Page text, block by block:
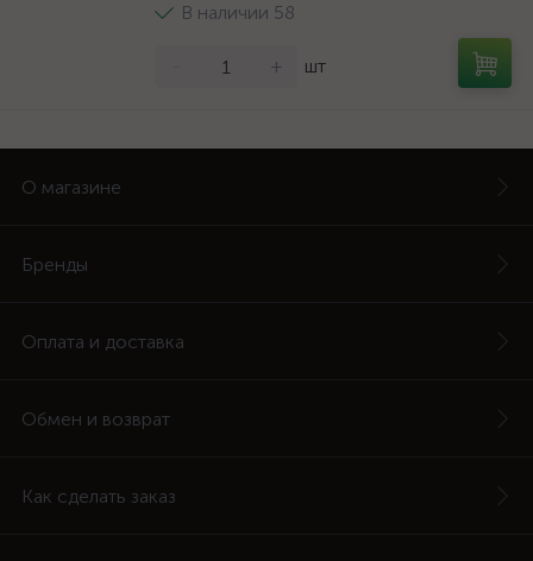
В наличии 58
+ шт
О магазине
Бренды
Оплата и доставка
Обмен и возврат
Как сделать заказ